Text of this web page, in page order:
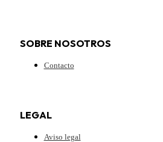
SOBRE NOSOTROS
Contacto
LEGAL
Aviso legal